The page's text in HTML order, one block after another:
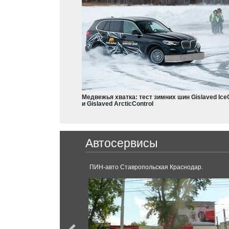
Ferrari
488 GTB
Colt
Nissan
Qashqai
X-Trail
Pathfinder
Micra
Juke
GT-R
X-Terra
Rogue
Медвежья хватка: тест зимних шин Gislaved
и Gislaved ArcticControl
Автосервисы
ПИН-авто Ставропольская Краснодар.